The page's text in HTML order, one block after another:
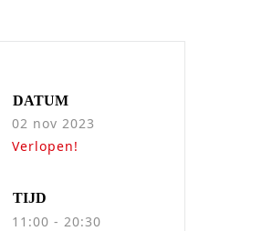
DATUM
02 nov 2023
Verlopen!
TIJD
11:00 - 20:30